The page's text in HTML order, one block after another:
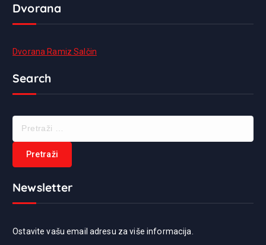
Dvorana
Dvorana Ramiz Salčin
Search
Newsletter
Ostavite vašu email adresu za više informacija.